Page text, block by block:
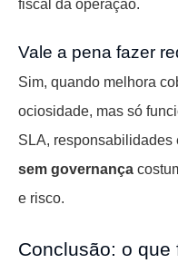
fiscal da operação.
Vale a pena fazer
Sim, quando melhora
ociosidade, mas só
SLA, responsabilidades
sem governança
e risco.
Conclusão: o que